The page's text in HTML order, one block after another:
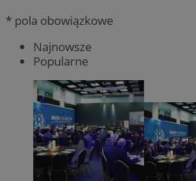
* pola obowiązkowe
Najnowsze
Popularne